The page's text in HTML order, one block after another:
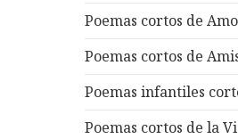
Poemas cortos de
Poemas cortos de
Poemas infantiles
Poemas cortos de la